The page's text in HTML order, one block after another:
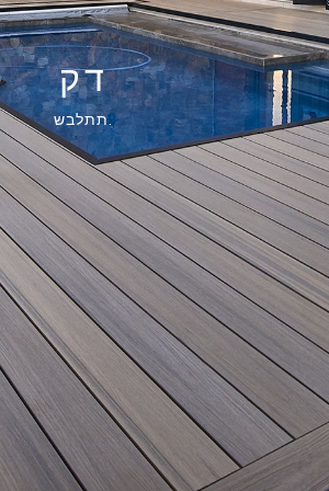
Français
English (Australia)
English (South Africa)
English (United States)
한국어
Espanol (Mexico)
Singapore
English (Canada)
English (Sri lanka)
Español (South America)
דק
תתלבש.